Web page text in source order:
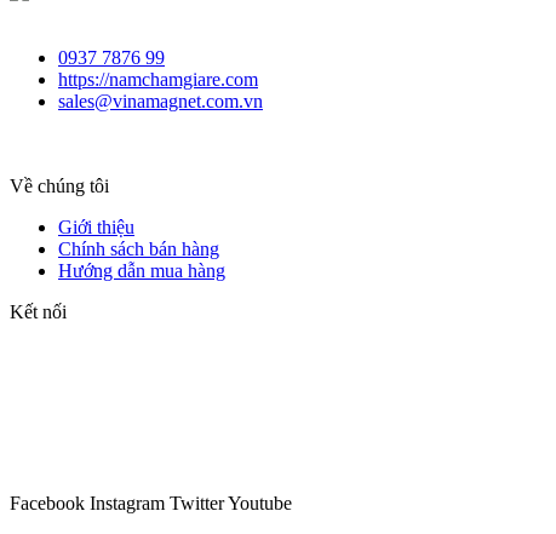
0937 7876 99
https://namchamgiare.com
sales@vinamagnet.com.vn
Về chúng tôi
Giới thiệu
Chính sách bán hàng
Hướng dẫn mua hàng
Kết nối
Facebook Instagram TwitterYoutube